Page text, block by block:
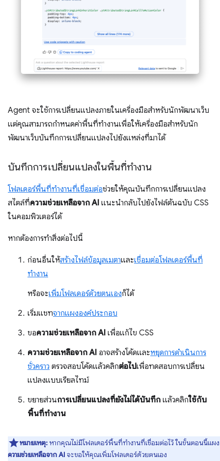
Agent จะใช้การเปลี่ยนแปลงภายในเครื่องมือสำหรับนักพัฒนาเว็บ
แต่คุณสามารถกำหนดค่าพื้นที่ทำงานเพื่อให้เครื่องมือสำหรับนัก
พัฒนาเว็บบันทึกการเปลี่ยนแปลงไปยังแหล่งที่มาได้
บันทึกการเปลี่ยนแปลงในพื้นที่ทำงาน
โฟลเดอร์พื้นที่ทำงานที่เชื่อมต่อช่วยให้คุณบันทึกการเปลี่ยนแปลง
สไตล์ที่ความช่วยเหลือจาก AI แนะนำกลับไปยังไฟล์ต้นฉบับ CSS
ในคอมพิวเตอร์ได้
หากต้องการทำสิ่งต่อไปนี้
ก่อนอื่นให้สร้างไฟล์ข้อมูลเมตาและเชื่อมต่อโฟลเดอร์พื้นที่
ทำงาน
หรือจะเพิ่มโฟลเดอร์ด้วยตนเองก็ได้
เริ่มแชทจากแผงองค์ประกอบ
ขอความช่วยเหลือจาก AI เพื่อแก้ไข CSS
ความช่วยเหลือจาก AI อาจสร้างโค้ดและหยุดการดำเนินการ
ชั่วคราว ตรวจสอบโค้ดแล้วคลิกต่อไปเพื่อทดสอบการเปลี่ยน
แปลงแบบเรียลไทม์
ขยายส่วนการเปลี่ยนแปลงที่ยังไม่ได้บันทึก แล้วคลิกใช้กับ
พื้นที่ทำงาน
หมายเหตุ: หากคุณไม่มีโฟลเดอร์พื้นที่ทำงานที่เชื่อมต่อไว้ ในขั้นตอนนี้แผง
ความช่วยเหลือจาก AI จะขอให้คุณเพิ่มโฟลเดอร์ด้วยตนเอง